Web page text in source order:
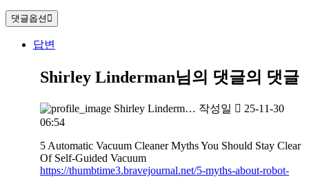
댓글옵션
답변
Shirley Linderman님의 댓글의 댓글
Shirley Linderm… 작성일
25-11-30
06:54
5 Automatic Vacuum Cleaner Myths You Should Stay Clear
Of Self-Guided Vacuum
https://thumbtime3.bravejournal.net/5-myths-about-robot-